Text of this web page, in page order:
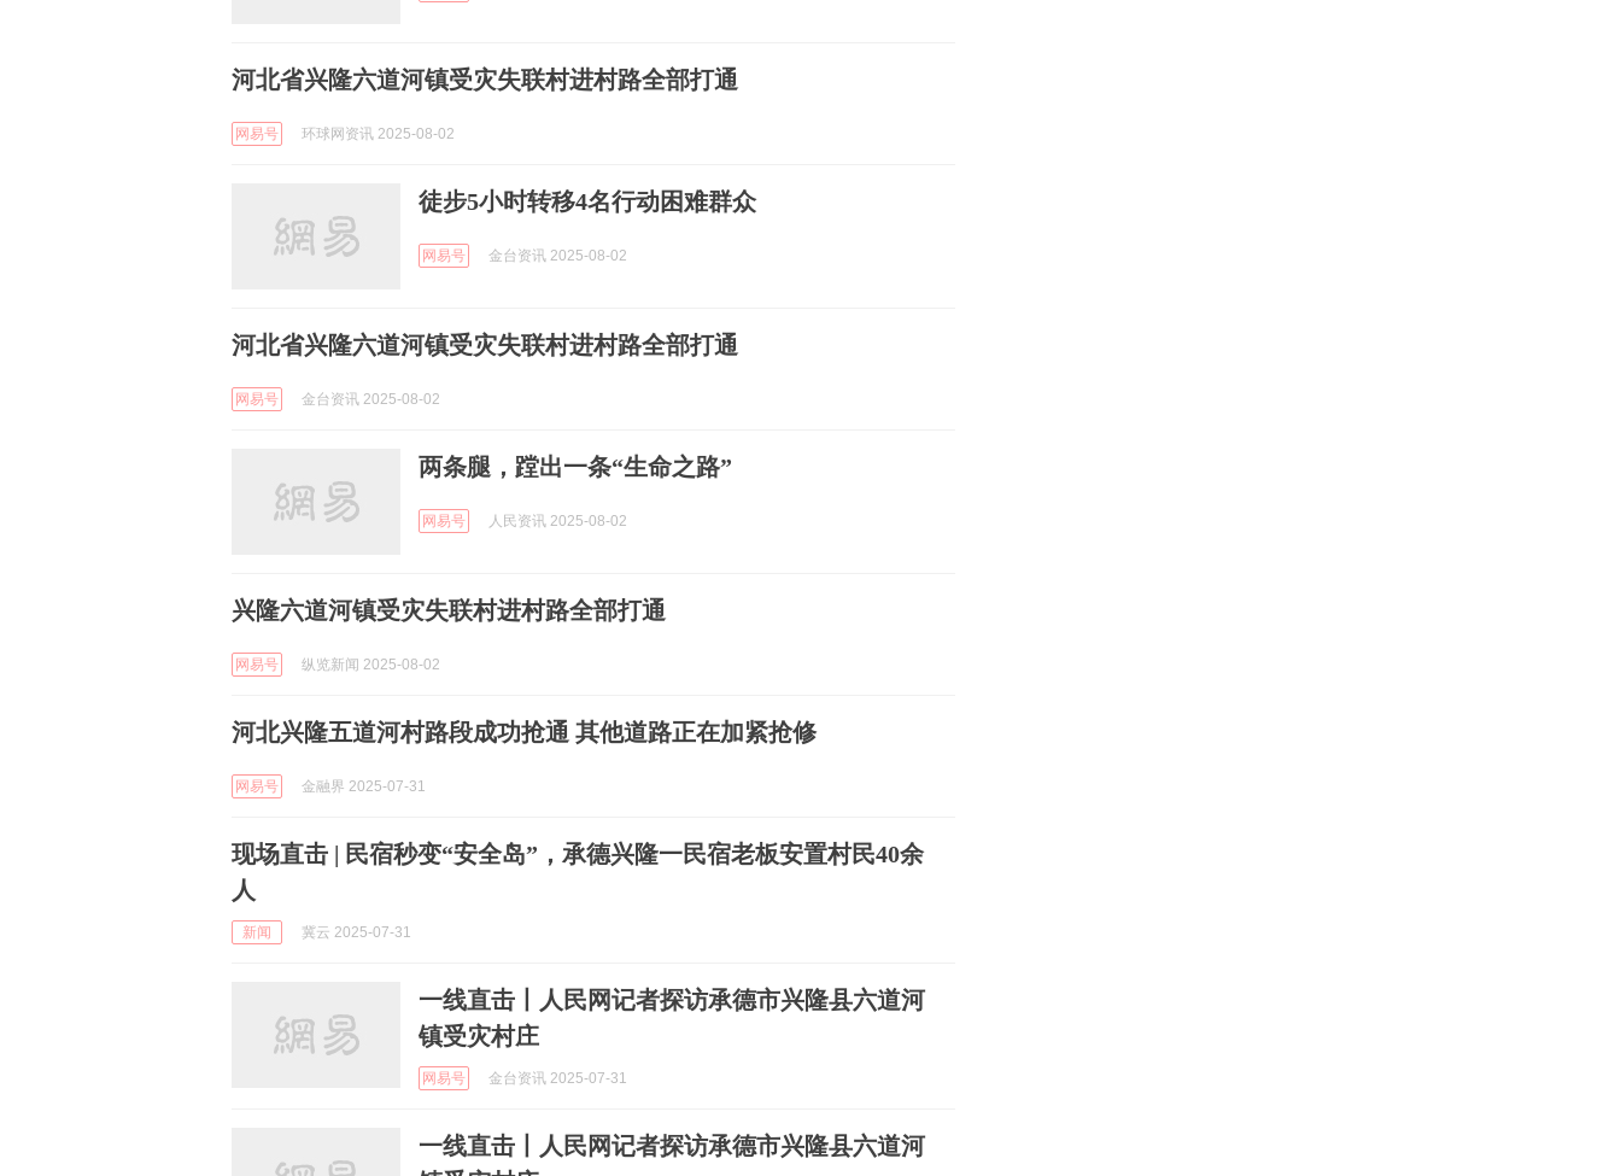
河北省兴隆六道河镇受灾失联村进村路全部打通
网易号 环球网资讯 2025-08-02
徒步5小时转移4名行动困难群众
网易号 金台资讯 2025-08-02
河北省兴隆六道河镇受灾失联村进村路全部打通
网易号 金台资讯 2025-08-02
两条腿，蹚出一条“生命之路”
网易号 人民资讯 2025-08-02
兴隆六道河镇受灾失联村进村路全部打通
网易号 纵览新闻 2025-08-02
河北兴隆五道河村路段成功抢通 其他道路正在加紧抢修
网易号 金融界 2025-07-31
现场直击 | 民宿秒变“安全岛”，承德兴隆一民宿老板安置村民40余
人
新闻 冀云 2025-07-31
一线直击丨人民网记者探访承德市兴隆县六道河
镇受灾村庄
网易号 金台资讯 2025-07-31
一线直击丨人民网记者探访承德市兴隆县六道河